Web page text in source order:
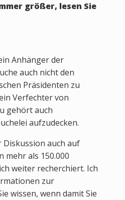
größer, lesen Sie
Anhänger der
auch nicht den
Präsidenten zu
Verfechter von
gehört auch
aufzudecken.
Diskussion auch auf
mehr als 150.000
weiter recherchiert. Ich
zur
wissen, wenn damit Sie